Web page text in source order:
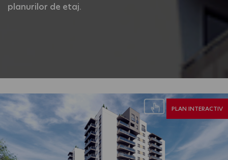
planurilor de etaj.
PLAN INTERACTIV